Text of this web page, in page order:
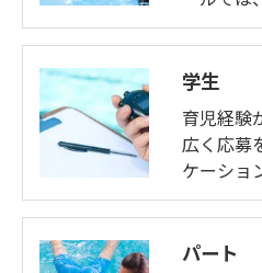
学生
育児経験
広く応募
ケーショ
パート